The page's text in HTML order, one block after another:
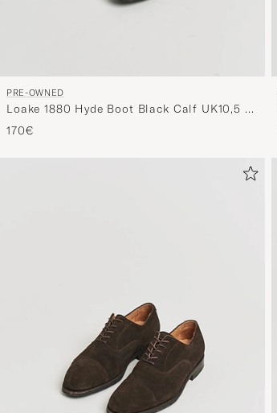
PRE-OWNED
Loake 1880 Hyde Boot Black Calf UK10,5 -
EU44,5
170€